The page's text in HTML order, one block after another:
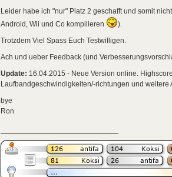
Leider habe ich "nur" Platz 2 geschafft und somit
Android, Wii und Co kompilieren
).
Trotzdem Viel Spass Euch Testwilligen.
Ach und ueber Feedback (und
Update: 16.04.2015 - Neue Version online.
Laufbandgeschwindigkeiten/-richtungen und weitere
bye
Ron